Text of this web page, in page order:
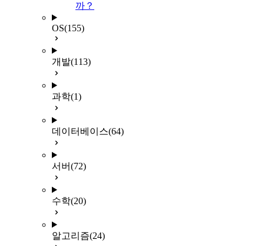
까？
OS(155)
개발(113)
과학(1)
데이터베이스(64)
서버(72)
수학(20)
알고리즘(24)